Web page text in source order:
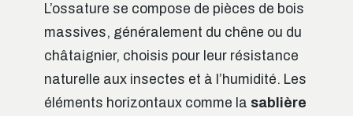
L’ossature se compose de pièces de bois
massives, généralement du chêne ou du
châtaignier, choisis pour leur résistance
naturelle aux insectes et à l’humidité. Les
éléments horizontaux comme la sablière